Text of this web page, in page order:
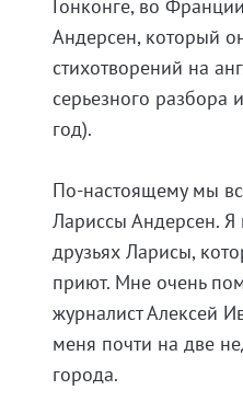
Гонконге, во
Андерсен, который
стихотворений на
серьезного разбора
год).
По-настоящему мы
Лариссы Андерсен.
друзьях Ларисы,
приют. Мне очень
журналист Алексей
меня почти на две
города.